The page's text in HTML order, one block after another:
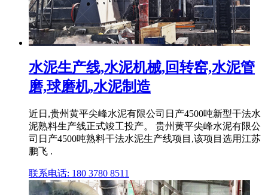
水泥生产线,水泥机械,回转窑,水泥管
磨,球磨机,水泥制造
近日,贵州黄平尖峰水泥有限公司日产4500吨新型干法水
泥熟料生产线正式竣工投产。 贵州黄平尖峰水泥有限公
司日产4500吨熟料干法水泥生产线项目,该项目选用江苏
鹏飞 .
联系电话: 180 3780 8511